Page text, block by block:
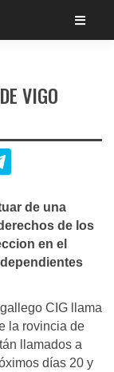
VIGO
de una
de los
en el
CIG llama
la rovincia de
llamados a
días 20 y